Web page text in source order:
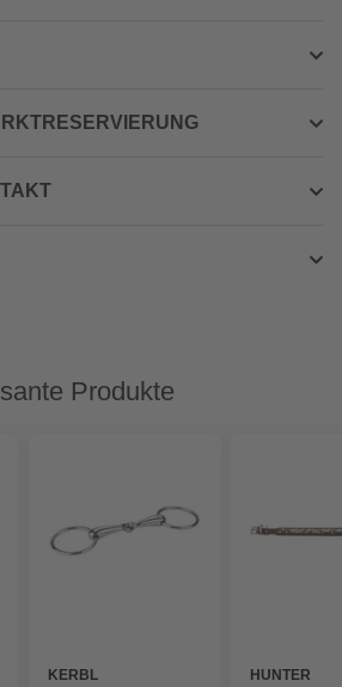
Produkte
KERBL
HUNTER